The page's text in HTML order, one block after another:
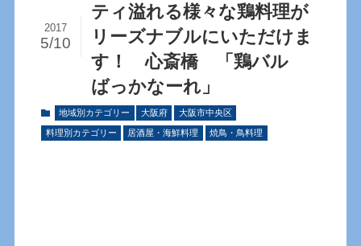
ティ溢れる様々な鶏料理が
リーズナブルにいただけま
す！ 心斎橋 「鶏バル
ばっかなーれ」
2017
5/10
地域別カテゴリー 大阪府 大阪市中央区
料理別カテゴリー 居酒屋・海鮮料理 焼鳥・鳥料理